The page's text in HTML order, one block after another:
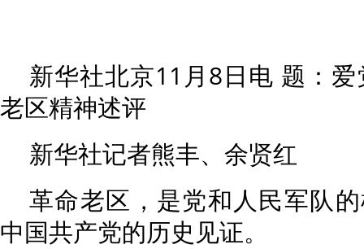
新华社北京11月8日电 题：
老区精神述评
新华社记者熊丰、余贤红
革命老区，是党和人民军队
中国共产党的历史见证。